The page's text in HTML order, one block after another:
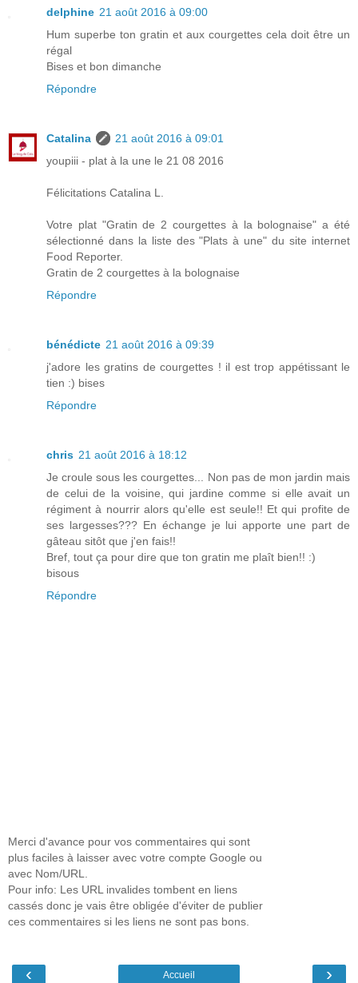
delphine 21 août 2016 à 09:00
Hum superbe ton gratin et aux courgettes cela doit être un
régal
Bises et bon dimanche
Répondre
Catalina
21 août 2016 à 09:01
youpiii - plat à la une le 21 08 2016
Félicitations Catalina L.
Votre plat "Gratin de 2 courgettes à la bolognaise" a été
sélectionné dans la liste des "Plats à une" du site internet
Food Reporter.
Gratin de 2 courgettes à la bolognaise
Répondre
bénédicte 21 août 2016 à 09:39
j'adore les gratins de courgettes ! il est trop appétissant le
tien :) bises
Répondre
chris 21 août 2016 à 18:12
Je croule sous les courgettes... Non pas de mon jardin mais
de celui de la voisine, qui jardine comme si elle avait un
régiment à nourrir alors qu'elle est seule!! Et qui profite de
ses largesses??? En échange je lui apporte une part de
gâteau sitôt que j'en fais!!
Bref, tout ça pour dire que ton gratin me plaît bien!! :)
bisous
Répondre
Merci d'avance pour vos commentaires qui sont
plus faciles à laisser avec votre compte Google ou
avec Nom/URL.
Pour info: Les URL invalides tombent en liens
cassés donc je vais être obligée d'éviter de publier
ces commentaires si les liens ne sont pas bons.
‹ ›
Accueil